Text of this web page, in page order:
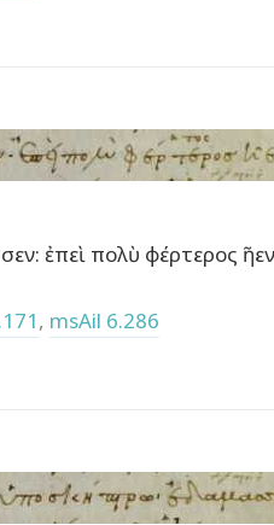
ἐπεὶ πολὺ φέρτερος ῆεν
, msAil 6.286